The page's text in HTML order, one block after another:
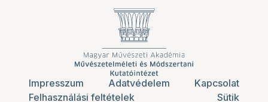
Impresszum Adatvédelem
Kapcsolat
Felhasználási feltételek
Sütik